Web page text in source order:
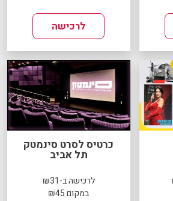
לרכישה
כרטיס לסרט סינמטק
תל אביב
לרכישה ב-₪31
במקום ₪45